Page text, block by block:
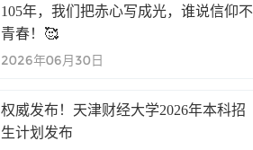
105年，我们把赤心写成光，谁说信仰不
青春！🥰
2026年06月30日
权威发布！天津财经大学2026年本科招
生计划发布